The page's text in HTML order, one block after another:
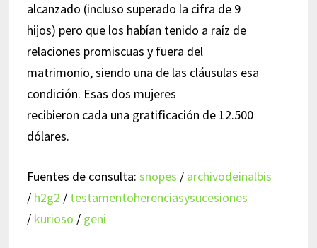
alcanzado (incluso superado la cifra de 9
hijos) pero que los habían tenido a raíz de
relaciones promiscuas y fuera del
matrimonio, siendo una de las cláusulas esa
condición. Esas dos mujeres
recibieron cada una gratificación de 12.500
dólares.
Fuentes de consulta: snopes / archivodeinalbis
/ h2g2 / testamentoherenciasysucesiones
/ kurioso / geni